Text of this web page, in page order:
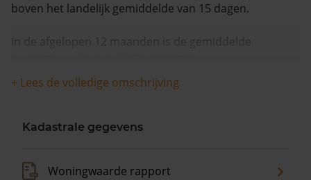
boven het landelijk gemiddelde van 15 dagen.
In de afgelopen 12 maanden is de gemiddelde
+ Lees de volledige omschrijving
Kadastrale gegevens
Woningwaarde rapport